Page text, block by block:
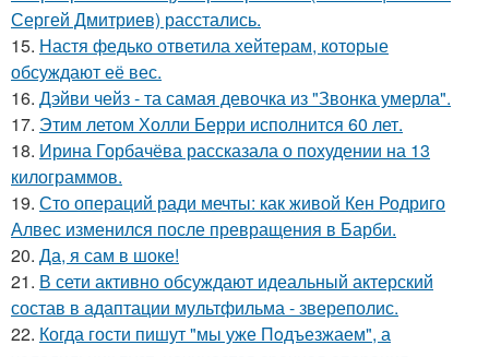
Сергей Дмитриев) расстались.
15. Настя федько ответила хейтерам, которые
обсуждают её вес.
16. Дэйви чейз - та самая девочка из "Звонка умерла".
17. Этим летом Холли Берри исполнится 60 лет.
18. Ирина Горбачёва рассказала о похудении на 13
килограммов.
19. Сто операций ради мечты: как живой Кен Родриго
Алвес изменился после превращения в Барби.
20. Да, я сам в шоке!
21. В сети активно обсуждают идеальный актерский
состав в адаптации мультфильма - звереполис.
22. Когда гости пишут "мы уже Пoдъезжаем", а